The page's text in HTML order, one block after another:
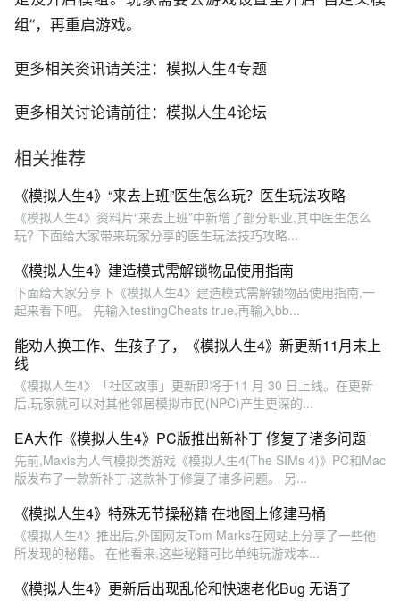
组”，再重启游戏。
更多相关资讯请关注：模拟人生4专题
更多相关讨论请前往：模拟人生4论坛
相关推荐
《模拟人生4》“来去上班”医生怎么玩？医生玩法攻略
《模拟人生4》资料片“来去上班”中新增了部分职业,其中医生怎么
玩? 下面给大家带来玩家分享的医生玩法技巧攻略...
《模拟人生4》建造模式需解锁物品使用指南
下面给大家分享下《模拟人生4》建造模式需解锁物品使用指南,一
起来看下吧。 先输入testingCheats true,再输入bb...
能劝人换工作、生孩子了，《模拟人生4》新更新11月末上
线
《模拟人生4》「社区故事」更新即将于11 月 30 日上线。在更新
后,玩家就可以对其他邻居模拟市民(NPC)产生更深的...
EA大作《模拟人生4》PC版推出新补丁 修复了诸多问题
先前,Maxis为人气模拟类游戏《模拟人生4(The SIMs 4)》PC和Mac
版发布了一款新补丁,这款补丁修复了诸多问题。 另...
《模拟人生4》特殊无节操秘籍 在地图上修建马桶
《模拟人生4》推出后,外国网友Tom Marks在网站上分享了一些他
所发现的秘籍。 在他看来,这些秘籍可比单纯玩游戏本...
《模拟人生4》更新后出现乱伦和快速老化Bug 无语了